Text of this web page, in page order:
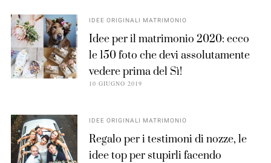
IDEE ORIGINALI MATRIMONIO
Idee per il matrimonio 2020: ecco
le 150 foto che devi assolutamente
vedere prima del Sì!
10 GIUGNO 2019
IDEE ORIGINALI MATRIMONIO
Regalo per i testimoni di nozze, le
idee top per stupirli facendo